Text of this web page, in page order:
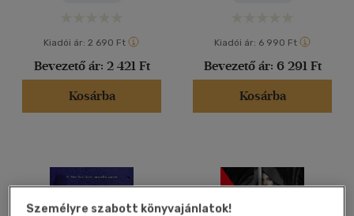
Gyermek és ifjúsági
Felnőtt(9128)
Magyar
(8108)
Amerikai angol(3)
Kiadói ár: 2 690 Ft
Bevezető ár: 2 421 Ft
Kosárba
Kiadói ár: 6 990 Ft
Bevezető ár: 6 291 Ft
Kosárba
Személyre szabott könyvajánlatok!